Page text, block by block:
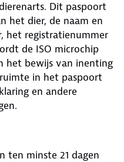
Dit paspoort
het dier, de naam en
het registratienummer
de ISO microchip
het bewijs van inenting
in het paspoort
en andere
ten minste 21 dagen